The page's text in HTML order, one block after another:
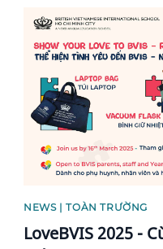
News image
NEWS | TOÀN TRƯỜNG
LoveBVIS 2025 -